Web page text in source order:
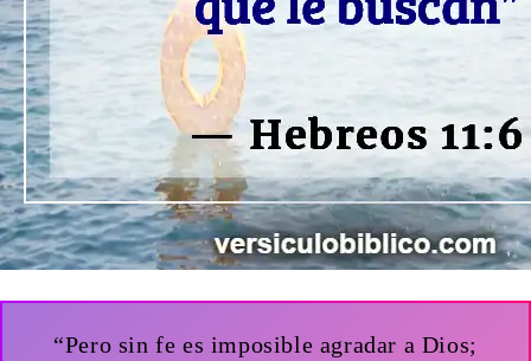
“Pero sin fe es imposible agradar a Dios;